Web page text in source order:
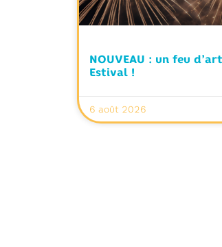
NOUVEAU : un feu
Estival !
6 août 2026